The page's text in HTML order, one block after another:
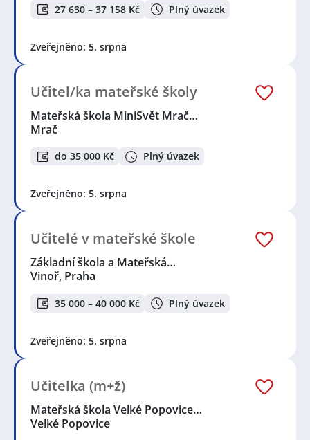
27 630 – 37 158 Kč Plný úvazek
Zveřejněno: 5. srpna
Učitel/ka mateřské školy
Mateřská škola MiniSvět Mrač…
Mrač
do 35 000 Kč Plný úvazek
Zveřejněno: 5. srpna
Učitelé v mateřské škole
Základní škola a Mateřská…
Vinoř, Praha
35 000 – 40 000 Kč Plný úvazek
Zveřejněno: 5. srpna
Učitelka (m+ž)
Mateřská škola Velké Popovice…
Velké Popovice